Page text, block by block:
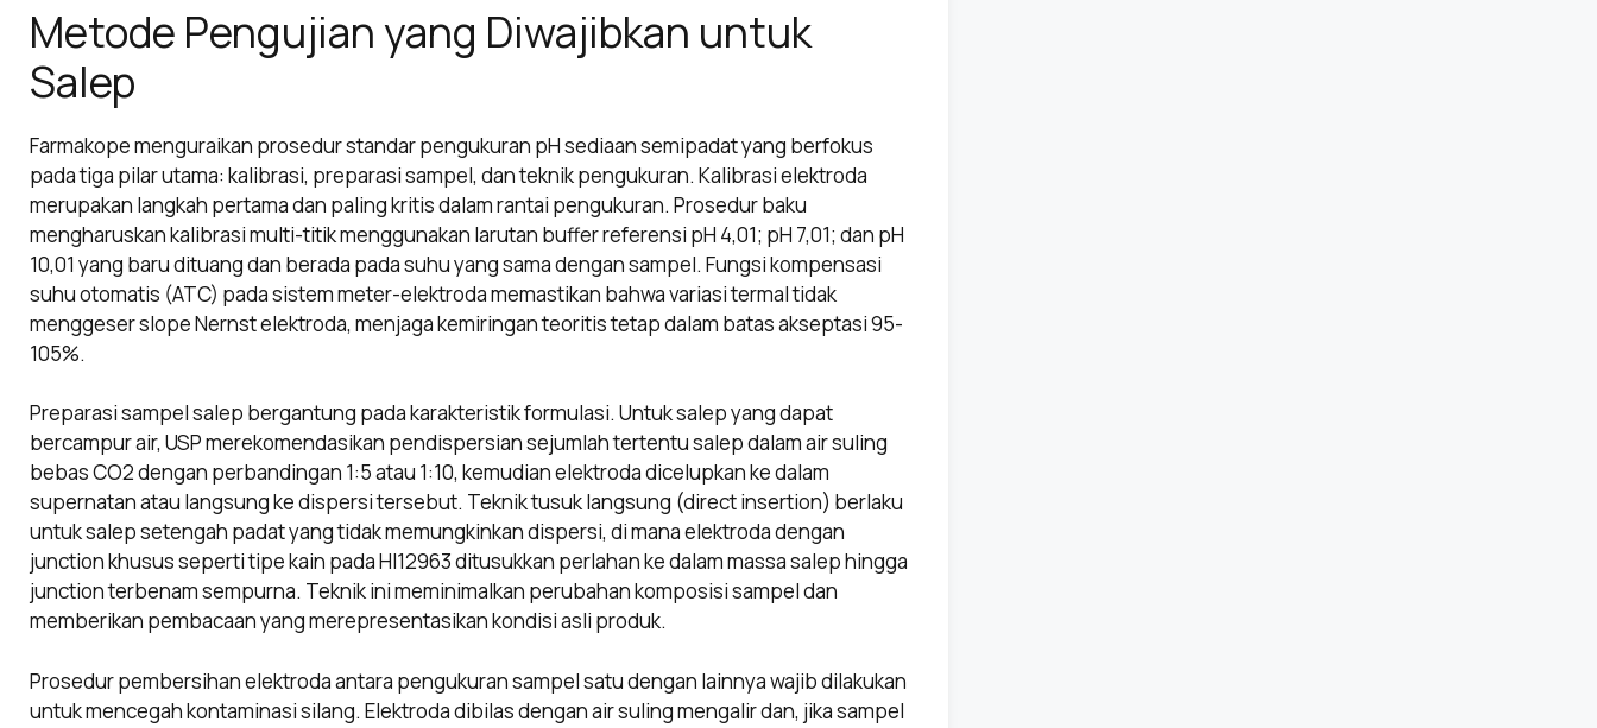
Metode Pengujian yang Diwajibkan untuk
Salep
Farmakope menguraikan prosedur standar pengukuran pH sediaan semipadat yang berfokus
pada tiga pilar utama: kalibrasi, preparasi sampel, dan teknik pengukuran. Kalibrasi elektroda
merupakan langkah pertama dan paling kritis dalam rantai pengukuran. Prosedur baku
mengharuskan kalibrasi multi-titik menggunakan larutan buffer referensi pH 4,01; pH 7,01; dan pH
10,01 yang baru dituang dan berada pada suhu yang sama dengan sampel. Fungsi kompensasi
suhu otomatis (ATC) pada sistem meter-elektroda memastikan bahwa variasi termal tidak
menggeser slope Nernst elektroda, menjaga kemiringan teoritis tetap dalam batas akseptasi 95-
105%.
Preparasi sampel salep bergantung pada karakteristik formulasi. Untuk salep yang dapat
bercampur air, USP merekomendasikan pendispersian sejumlah tertentu salep dalam air suling
bebas CO2 dengan perbandingan 1:5 atau 1:10, kemudian elektroda dicelupkan ke dalam
supernatan atau langsung ke dispersi tersebut. Teknik tusuk langsung (direct insertion) berlaku
untuk salep setengah padat yang tidak memungkinkan dispersi, di mana elektroda dengan
junction khusus seperti tipe kain pada HI12963 ditusukkan perlahan ke dalam massa salep hingga
junction terbenam sempurna. Teknik ini meminimalkan perubahan komposisi sampel dan
memberikan pembacaan yang merepresentasikan kondisi asli produk.
Prosedur pembersihan elektroda antara pengukuran sampel satu dengan lainnya wajib dilakukan
untuk mencegah kontaminasi silang. Elektroda dibilas dengan air suling mengalir dan, jika sampel